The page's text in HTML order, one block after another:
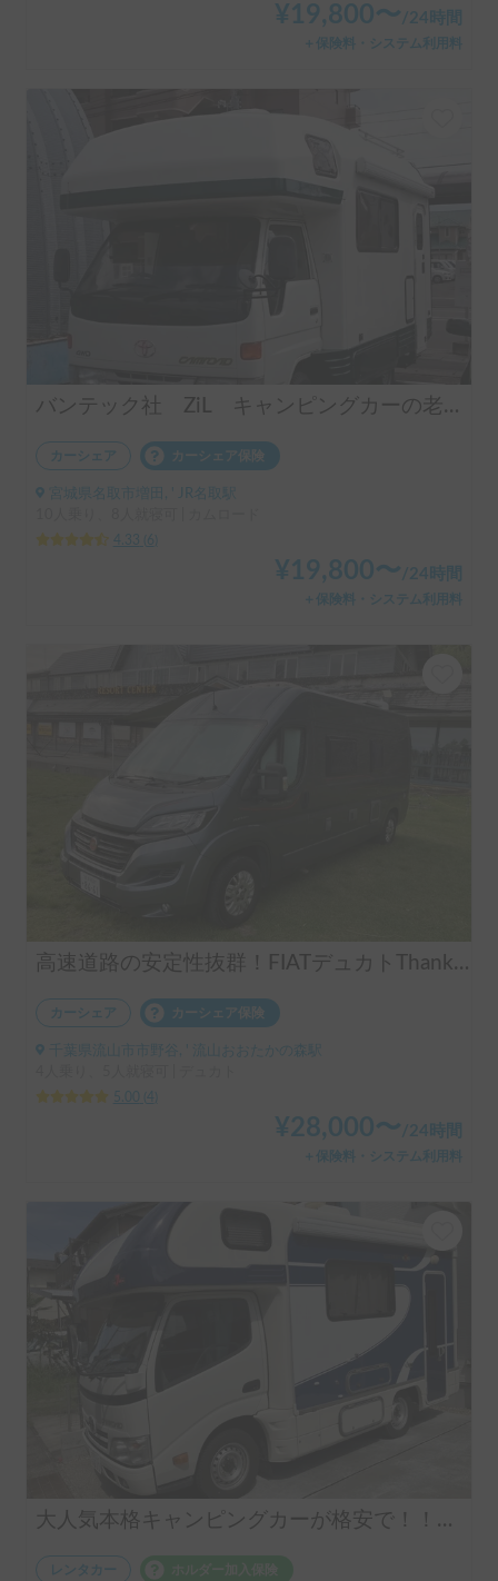
¥ 19,800〜 /24時間
＋保険料・システム利用料
バンテック社 ZiL キャンピングカーの老舗ブランド
カーシェア カーシェア保険
宮城県名取市増田, ' JR名取駅
4.33
6
¥ 19,800〜/24時間
＋保険料・システム利用料
高速道路の安定性抜群！FIATデュカトThank you GO号
カーシェア カーシェア保険
千葉県流山市市野谷, ' 流山おおたかの森駅
5.00
4
¥28,000〜/24時間
＋保険料・システム利用料
大人気本格キャンピングカーが格安で！！普通免許で運転可能♪本格キャンピングカー ⭐︎Sky Blue号⭐︎
レンタカー